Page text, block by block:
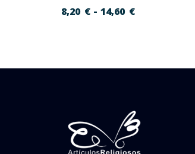
8,20 € - 14,60 €